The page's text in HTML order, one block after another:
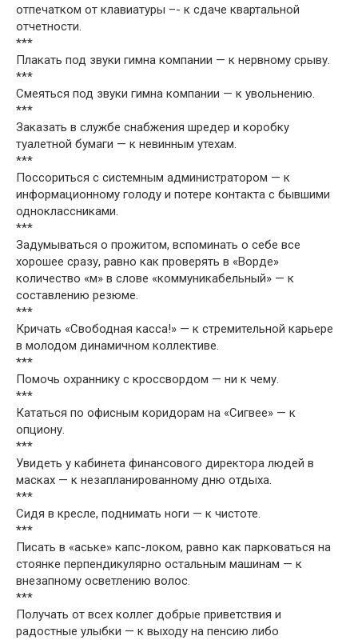
отпечатком от клавиатуры –- к сдаче квартальной
отчетности.
***
Плакать под звуки гимна компании — к нервному срыву.
***
Смеяться под звуки гимна компании — к увольнению.
***
Заказать в службе снабжения шредер и коробку
туалетной бумаги — к невинным утехам.
***
Поссориться с системным администратором — к
информационному голоду и потере контакта с бывшими
одноклассниками.
***
Задумываться о прожитом, вспоминать о себе все
хорошее сразу, равно как проверять в «Ворде»
количество «м» в слове «коммуникабельный» — к
составлению резюме.
***
Кричать «Свободная касса!» — к стремительной карьере
в молодом динамичном коллективе.
***
Помочь охраннику с кроссвордом — ни к чему.
***
Кататься по офисным коридорам на «Сигвее» — к
опциону.
***
Увидеть у кабинета финансового директора людей в
масках — к незапланированному дню отдыха.
***
Сидя в кресле, поднимать ноги — к чистоте.
***
Писать в «аське» капс-локом, равно как парковаться на
стоянке перпендикулярно остальным машинам — к
внезапному осветлению волос.
***
Получать от всех коллег добрые приветствия и
радостные улыбки — к выходу на пенсию либо